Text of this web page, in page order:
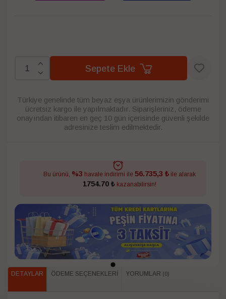
Sepete Ekle
Türkiye genelinde tüm beyaz eşya ürünlerimizin gönderimi
ücretsiz kargo ile yapılmaktadır. Siparişleriniz, ödeme
onayından itibaren en geç 10 gün içerisinde güvenli şekilde
adresinize teslim edilmektedir.
Bu ürünü, %3 havale indirimi ile 56.735,3 ₺ile alarak
1754.70 ₺kazanabilirsin!
DETAYLAR ÖDEME SEÇENEKLERI YORUMLAR (0)